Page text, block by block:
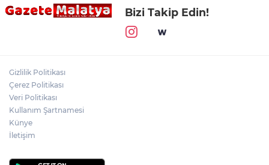
Bizi Takip Edin!
Gizlilik Politikası
Çerez Politikası
Veri Politikası
Kullanım Şartnamesi
Künye
İletişim